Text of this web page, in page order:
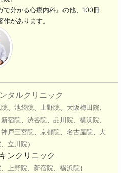
で分かる心療内科』の他、100冊
作があります。
タルクリニック
、 池袋院、 上野院、 大阪梅田院、
新宿院、 渋谷院、 品川院、 横浜院、
神戸三宮院、 京都院、 名古屋院、 大
、 立川院）
ンクリニック
、 上野院、 新宿院、 横浜院）